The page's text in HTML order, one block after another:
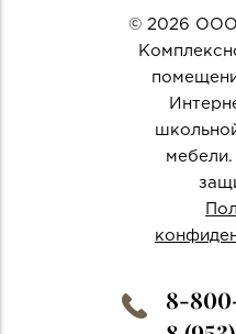
© 2026 ООО
8-